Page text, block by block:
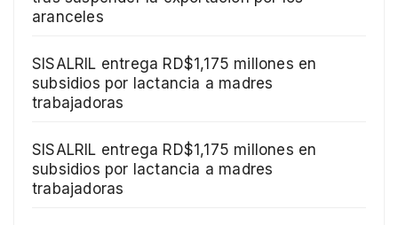
aranceles
SISALRIL entrega RD$1,175 millones en
subsidios por lactancia a madres
trabajadoras
SISALRIL entrega RD$1,175 millones en
subsidios por lactancia a madres
trabajadoras